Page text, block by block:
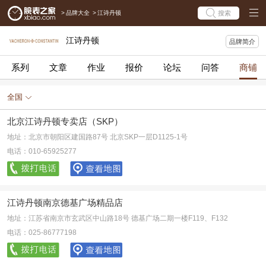
> 品牌大全 > 江诗丹顿 搜索
江诗丹顿 品牌简介
系列 文章 作业 报价 论坛 问答 商铺
全国
北京江诗丹顿专卖店（SKP）
地址：北京市朝阳区建国路87号 北京SKP一层D1125-1号
电话：010-65925277
江诗丹顿南京德基广场精品店
地址：江苏省南京市玄武区中山路18号 德基广场二期一楼F119、F132
电话：025-86777198